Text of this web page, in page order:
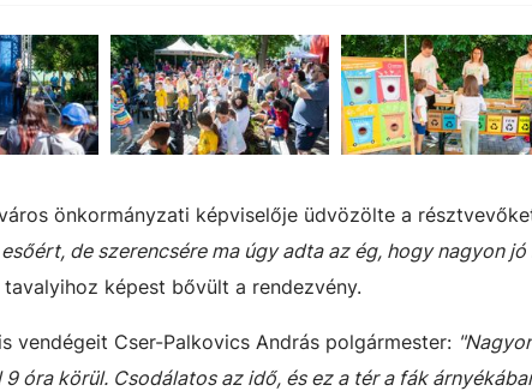
önkormányzati képviselője üdvözölte a
de szerencsére ma úgy adta az ég, hogy nagyon
képest bővült a rendezvény.
vendégeit Cser-Palkovics András polgármester:
óra körül. Csodálatos az idő, és ez a tér a fák